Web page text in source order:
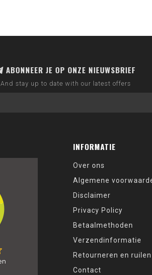
ABONNEER JE OP ONZE NIEUWSBRIEF
And stay up to date with our latest offers
INFORMATIE
Over ons
Algemene
Disclaimer
Privacy Policy
Betaalmethoden
Verzendinformatie
Retourneren en ruilen
Contact